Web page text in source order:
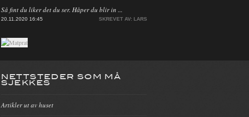
Så fint du liker det du ser. Håper du blir in ...
20.11.2020 16:45 SKREVET AV: LARS
NETTSTEDER SOM MÅ
SJEKKES
Artikler ut av huset